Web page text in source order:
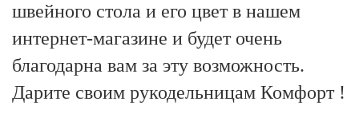
швейного стола и его цвет в нашем
интернет-магазине и будет очень
благодарна вам за эту возможность.
Дарите своим рукодельницам Комфорт !